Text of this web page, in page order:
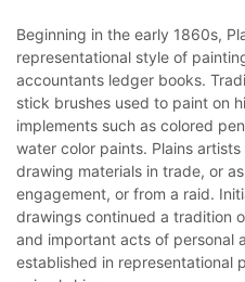
Beginning in the early 1860s,
representational style of
accountants ledger books.
stick brushes used to paint on
implements such as colored
water color paints. Plains
drawing materials in trade, or
engagement, or from a raid.
drawings continued a tradition
and important acts of personal
established in representational